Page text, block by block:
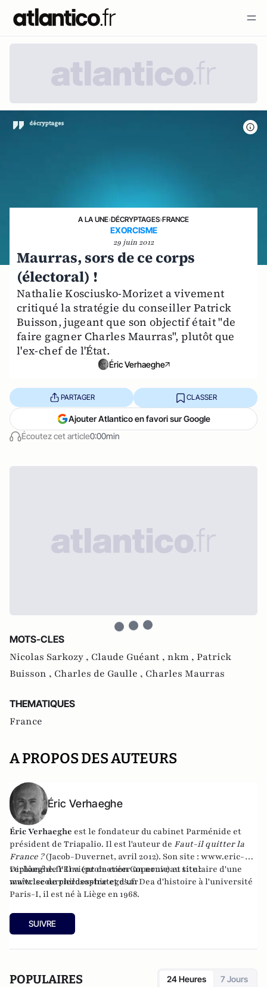
A LA UNE›DÉCRYPTAGES›FRANCE
EXORCISME
29 juin 2012
Maurras, sors de ce corps
(électoral) !
Nathalie Kosciusko-Morizet a vivement
critiqué la stratégie du conseiller Patrick
Buisson, jugeant que son objectif était "de
faire gagner Charles Maurras", plutôt que
l'ex-chef de l'État.
Éric Verhaeghe
Écoutez cet article0:00min
PARTAGER CLASSER
Ajouter Atlantico en favori sur Google
MOTS-CLES
Nicolas Sarkozy , Claude Guéant , nkm , Patrick
Buisson , Charles de Gaulle , Charles Maurras
THEMATIQUES
France
A PROPOS DES AUTEURS
Éric Verhaeghe
Éric Verhaeghe est le fondateur du cabinet Parménide et
président de Triapalio. Il est l'auteur de Faut-il quitter la
France ?(Jacob-Duvernet, avril 2012). Son site : www.eric-
verhaeghe.frIl vient de créer un nouveau site :
www.lecourrierdesstrateges.fr
Diplômé de l'Ena (promotion Copernic) et titulaire d'une
maîtrise de philosophie et d'un Dea d'histoire à l'université
Paris-I, il est né à Liège en 1968.
SUIVRE
POPULAIRES 24 Heures 7 Jours